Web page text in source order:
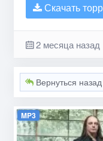
Скачать
2 месяца назад
Вернуться назад
MP3